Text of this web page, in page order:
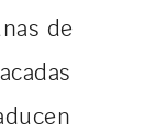
de